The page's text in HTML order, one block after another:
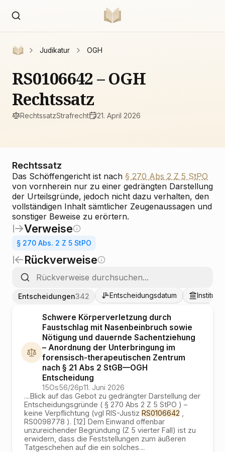
Judikatur OGH
RS0106642 – OGH
Rechtssatz
RechtssatzStrafrecht 21. April 2026
Rechtssatz
Das Schöffengericht ist nach § 270 Abs 2 Z 5 StPO
von vornherein nur zu einer gedrängten Darstellung
der Urteilsgründe, jedoch nicht dazu verhalten, den
vollständigen Inhalt sämtlicher Zeugenaussagen und
sonstiger Beweise zu erörtern.
Verweise
§ 270 Abs. 2 Z 5 StPO
Rückverweise
Entscheidungen342 Entscheidungsdatum
Schwere Körperverletzung durch
Faustschlag mit Nasenbeinbruch sowie
Nötigung und dauernde Sachentziehung
– Anordnung der Unterbringung im
forensisch-therapeutischen Zentrum
nach § 21 Abs 2 StGB—OGH
Entscheidung
15Os56/26p11. Juni 2026
…Blick auf das Gebot zu gedrängter Darstellung der
Entscheidungsgründe ( § 270 Abs 2 Z 5 StPO ) –
keine Verpflichtung (vgl RIS-Justiz RS0106642
RS0098778 ). [12] Dem Einwand offenbar
unzureichender Begründung (Z 5 vierter Fall) ist zu
erwidern, dass die Feststellungen zum äußeren
Tatgeschehen auf die ein solches…